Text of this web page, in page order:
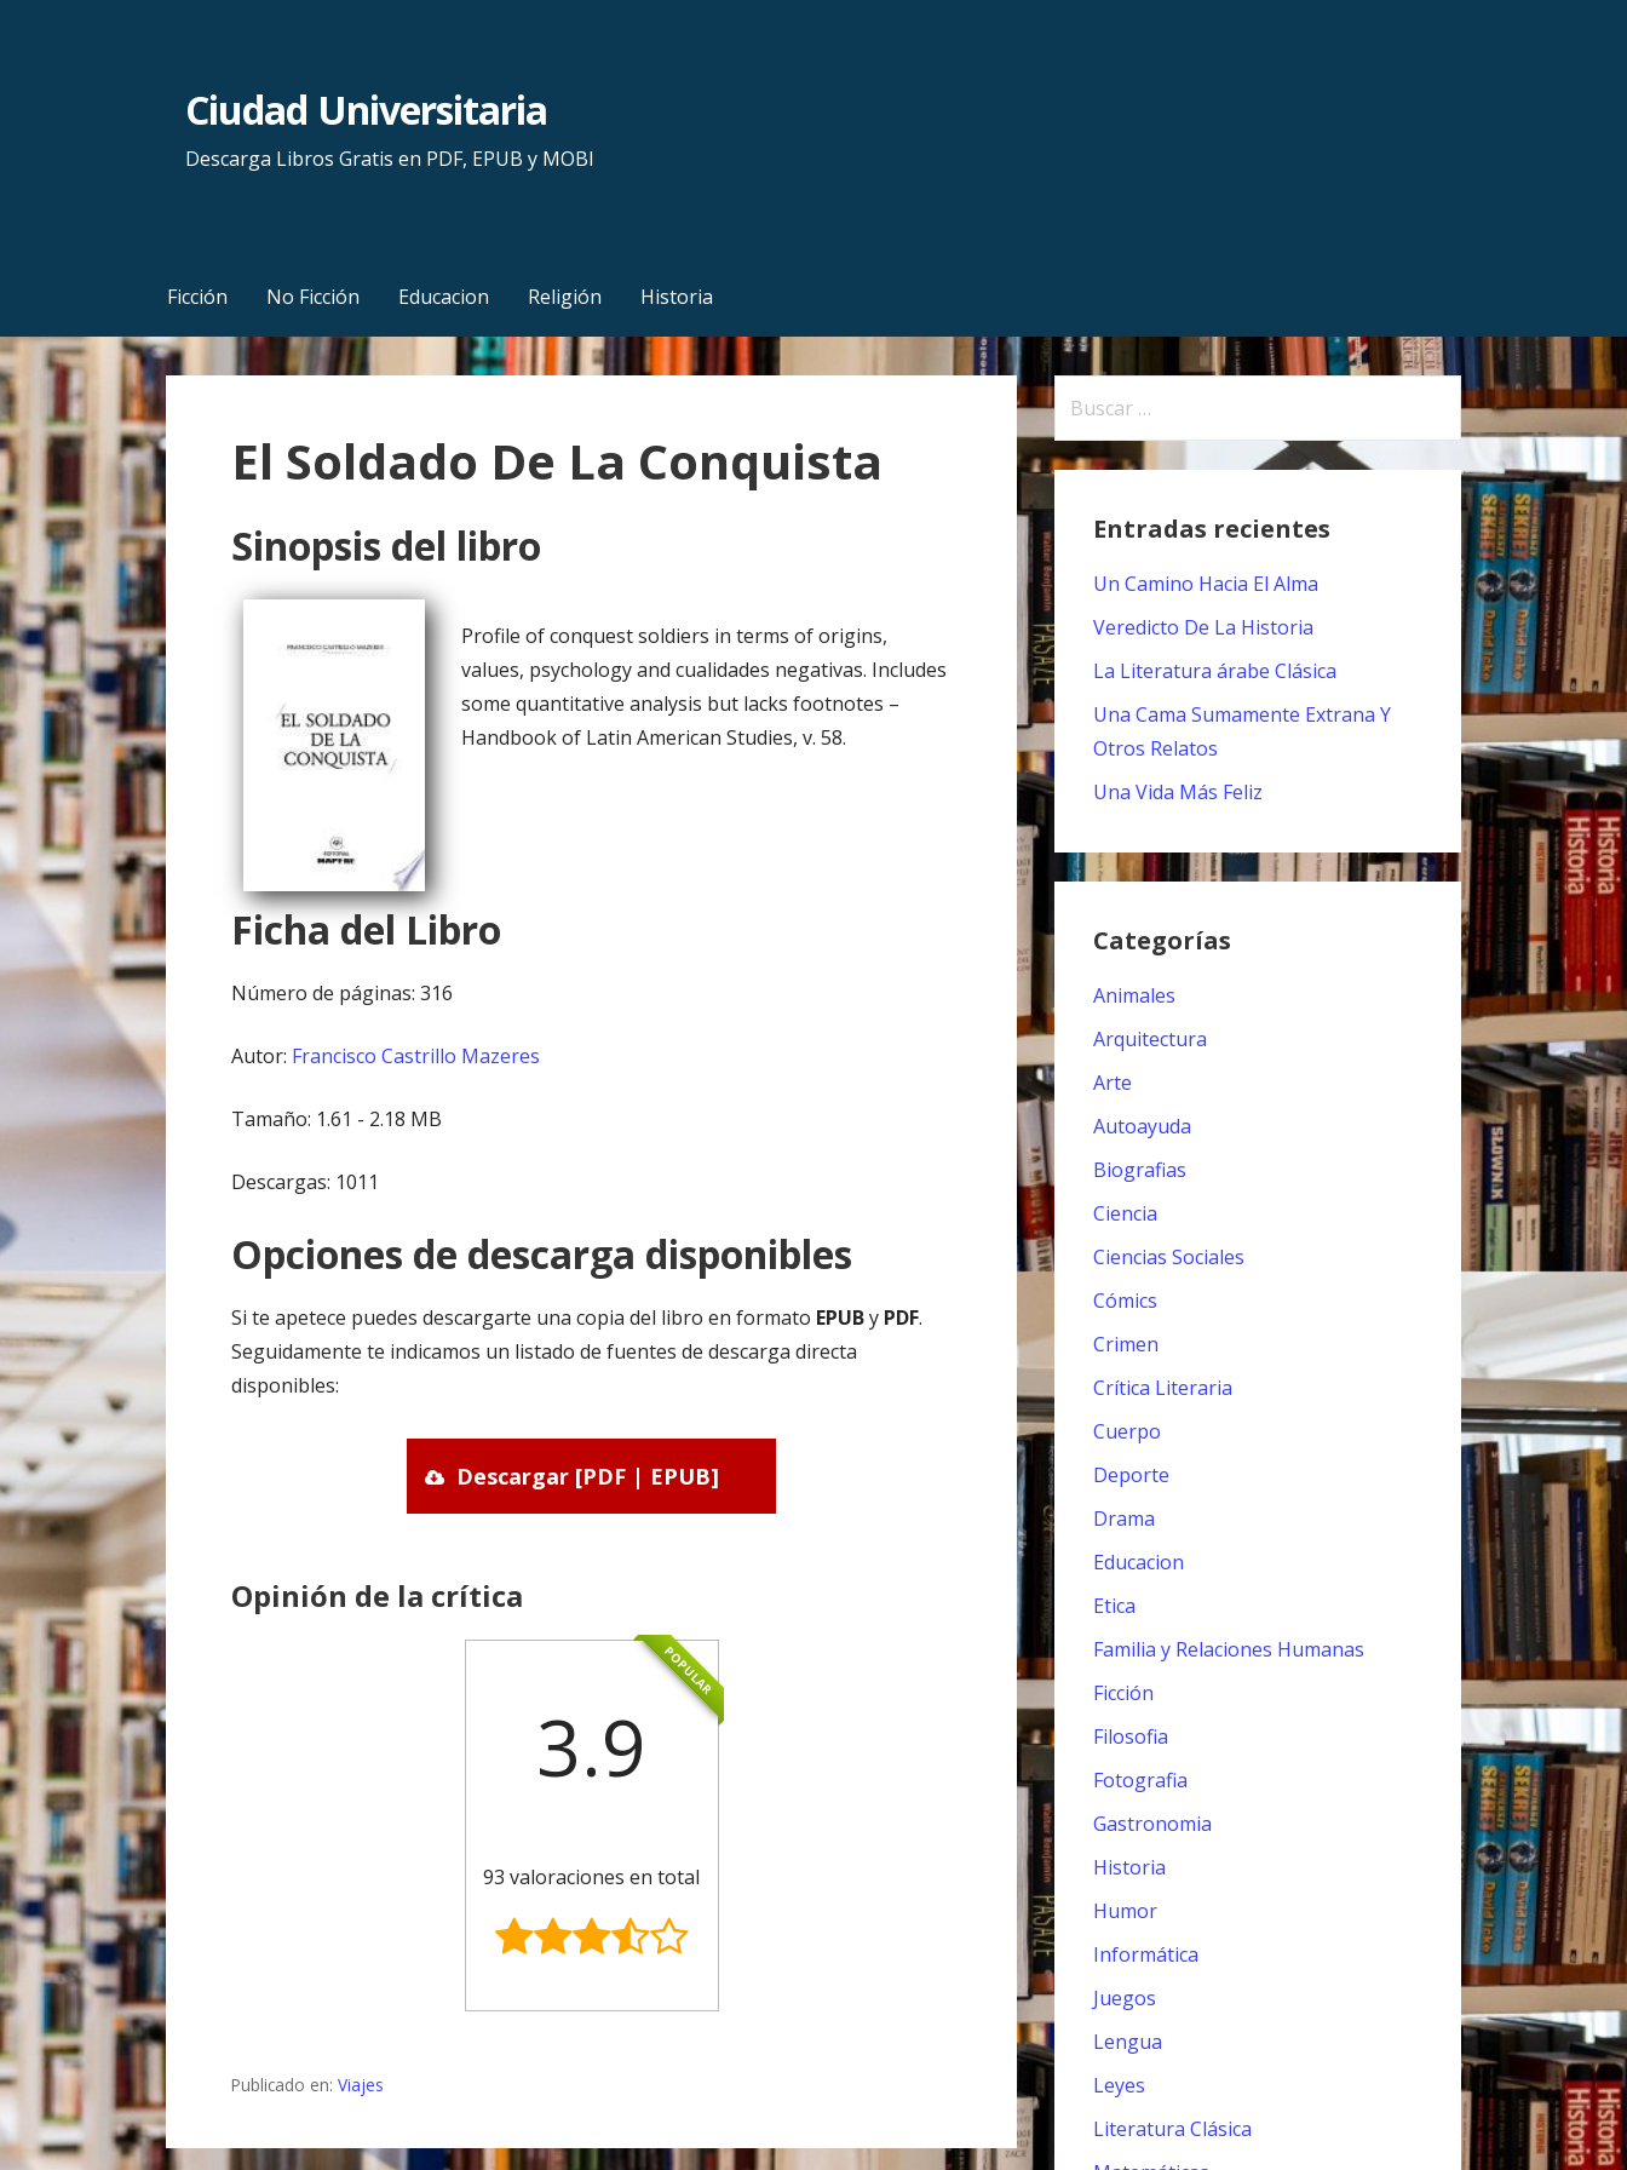
n
t
e
n
i
d
o
Ciudad Universitaria
Descarga Libros Gratis en PDF, EPUB y MOBI
Ficción No Ficción Educacion Religión Historia
El Soldado De La Conquista
Sinopsis del libro
Profile of conquest soldiers in terms of origins,
values, psychology and cualidades negativas. Includes
some quantitative analysis but lacks footnotes –
Handbook of Latin American Studies, v. 58.
Ficha del Libro
Número de páginas: 316
Autor: Francisco Castrillo Mazeres
Tamaño: 1.61 - 2.18 MB
Descargas: 1011
Opciones de descarga disponibles
Si te apetece puedes descargarte una copia del libro en formato EPUBy PDF.
Seguidamente te indicamos un listado de fuentes de descarga directa
disponibles:
Descargar [PDF | EPUB]
Opinión de la crítica
POPULAR
3.9
93 valoraciones en total
Publicado en:Viajes
B
s
Entradas recientes
Un Camino Hacia El Alma
Veredicto De La Historia
La Literatura árabe Clásica
Una Cama Sumamente Extrana Y
Otros Relatos
Una Vida Más Feliz
Categorías
Animales
Arquitectura
Arte
Autoayuda
Biografias
Ciencia
Ciencias Sociales
Cómics
Crimen
Crítica Literaria
Cuerpo
Deporte
Drama
Educacion
Etica
Familia y Relaciones Humanas
Ficción
Filosofia
Fotografia
Gastronomia
Historia
Humor
Informática
Juegos
Lengua
Leyes
Literatura Clásica